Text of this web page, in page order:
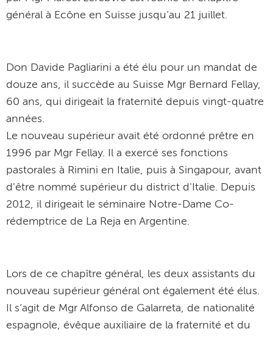
général à Ecône en Suisse jusqu’au 21 juillet.
Don Davide Pagliarini a été élu pour un mandat de
douze ans, il succède au Suisse Mgr Bernard Fellay,
60 ans, qui dirigeait la fraternité depuis vingt-quatre
années.
Le nouveau supérieur avait été ordonné prêtre en
1996 par Mgr Fellay. Il a exercé ses fonctions
pastorales à Rimini en Italie, puis à Singapour, avant
d'être nommé supérieur du district d'Italie. Depuis
2012, il dirigeait le séminaire Notre-Dame Co-
rédemptrice de La Reja en Argentine.
Lors de ce chapître général, les deux assistants du
nouveau supérieur général ont également été élus.
Il s’agit de Mgr Alfonso de Galarreta, de nationalité
espagnole, évêque auxiliaire de la fraternité et du